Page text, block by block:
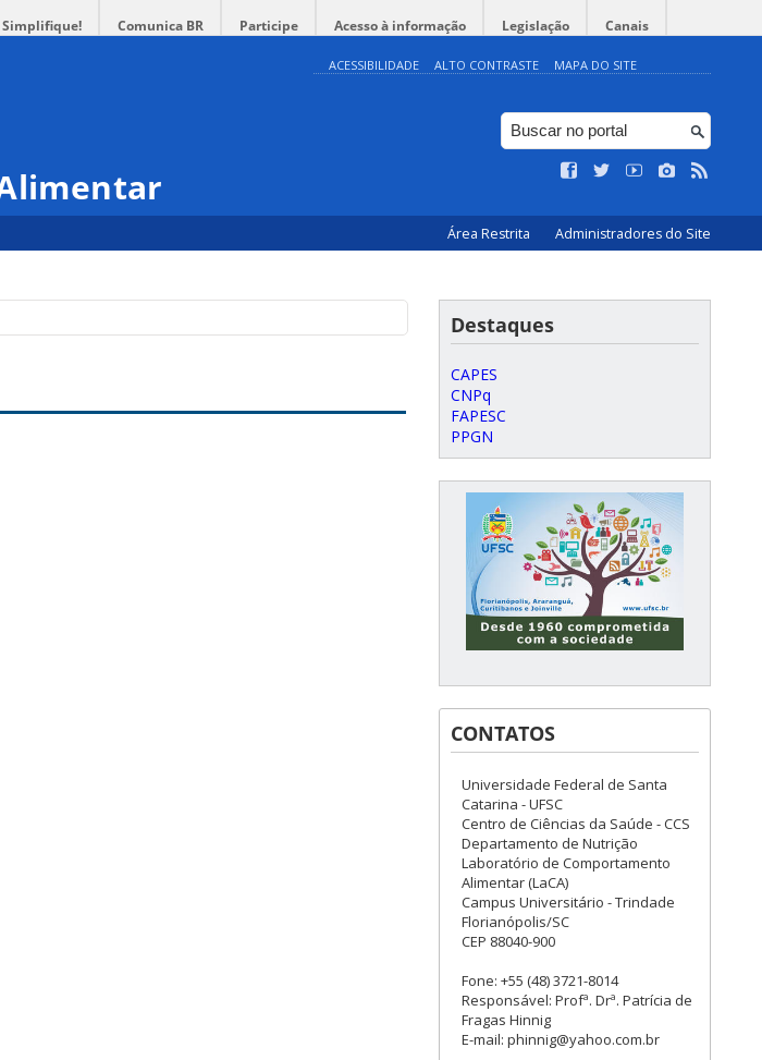
Simplifique! Comunica BR Participe Acesso à informação Legislação Canais
ACESSIBILIDADE ALTO CONTRASTE MAPA DO SITE
Área Restrita Administradores do Site
Destaques
CAPES
CNPq
FAPESC
PPGN
CONTATOS
Universidade Federal de Santa
Catarina - UFSC
Centro de Ciências da Saúde - CCS
Departamento de Nutrição
Laboratório de Comportamento
Alimentar (LaCA)
Campus Universitário - Trindade
Florianópolis/SC
CEP 88040-900
Fone: +55 (48) 3721-8014
Responsável: Profª. Drª. Patrícia de
Fragas Hinnig
E-mail: phinnig@yahoo.com.br